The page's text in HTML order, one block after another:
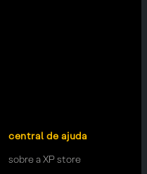
central de ajuda
sobre a XP store